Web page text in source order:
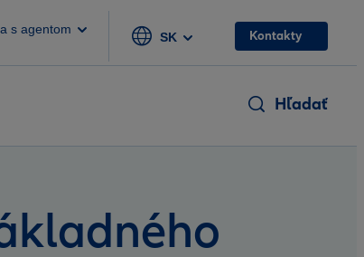
s agentom
SK Kontakty
Hľadať